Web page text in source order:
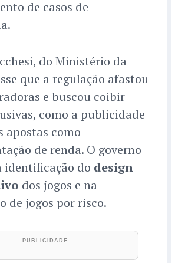
de casos de
do Ministério da
que a regulação afastou
e buscou coibir
como a publicidade
apostas como
de renda. O governo
do design
dos jogos e na
de jogos por risco.